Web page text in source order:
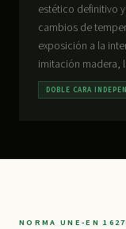
estético definitivo
cambios de
exposición a la
imitación madera,
DOBLE CARA
NORMA UNE-EN